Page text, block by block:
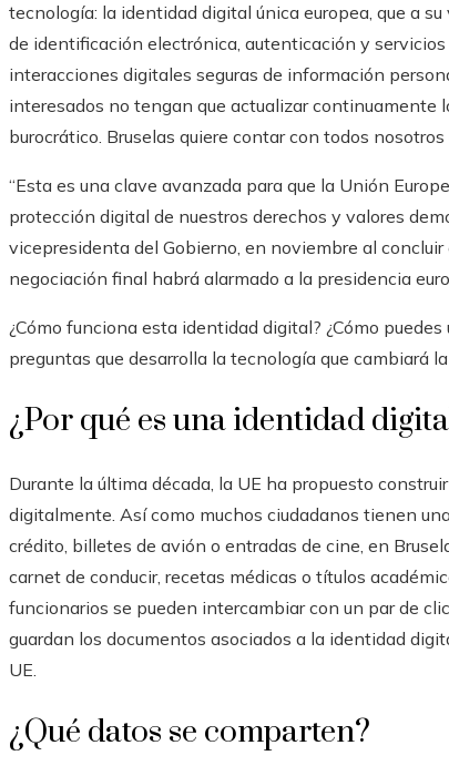
tecnología: la identidad digital única europea, que a
de identificación electrónica, autenticación y
interacciones digitales seguras de información
interesados ​​no tengan que actualizar continuamente
burocrático. Bruselas quiere contar con todos
“Esta es una clave avanzada para que la Unión
protección digital de nuestros derechos y valores
vicepresidenta del Gobierno, en noviembre al
negociación final habrá alarmado a la presidencia
¿Cómo funciona esta identidad digital? ¿Cómo
preguntas que desarrolla la tecnología que cambiará
¿Por qué es una identidad
Durante la última década, la UE ha propuesto
digitalmente. Así como muchos ciudadanos tienen
crédito, billetes de avión o entradas de cine, en
carnet de conducir, recetas médicas o títulos
funcionarios se pueden intercambiar con un par de
guardan los documentos asociados a la identidad
UE.
¿Qué datos se comparten?